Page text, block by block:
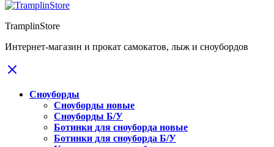
TramplinStore
Интернет-магазин и прокат самокатов, лыж и сноубордов
Сноуборды
Сноуборды новые
Сноуборды Б/У
Ботинки для сноуборда новые
Ботинки для сноуборда Б/У